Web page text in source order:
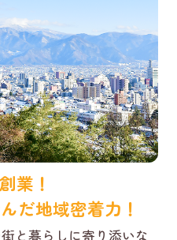
業！
だ地域密着力！
と暮らしに寄り添いな